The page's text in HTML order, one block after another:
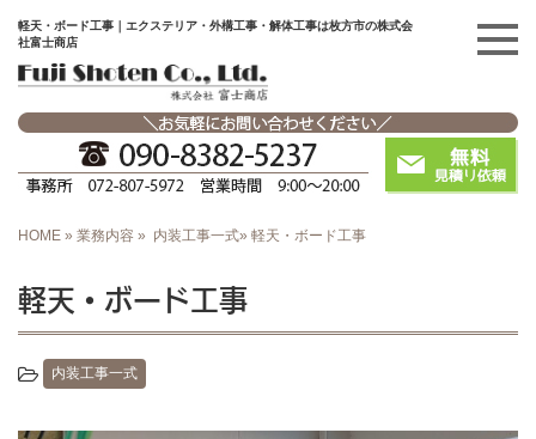
軽天・ボード工事｜エクステリア・外構工事・解体工事は枚方市の株式会
社富士商店
HOME » 業務内容 » 内装工事一式» 軽天・ボード工事
軽天・ボード工事
内装工事一式